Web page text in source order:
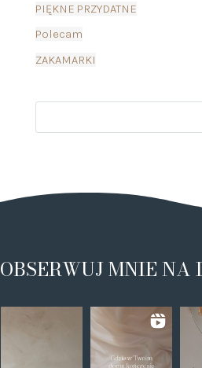
PIĘKNE PRZYDATNE
Polecam
ZAKAMARKI
OBSERWUJ MNIE NA